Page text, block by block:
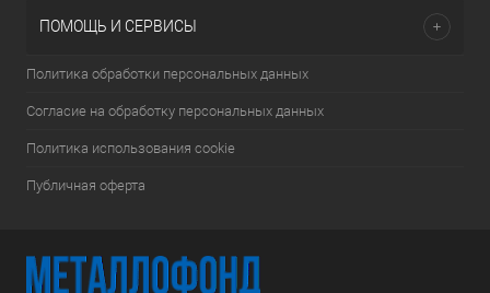
ПОМОЩЬ И СЕРВИСЫ
Политика обработки персональных данных
Согласие на обработку персональных данных
Политика использования cookie
Публичная оферта